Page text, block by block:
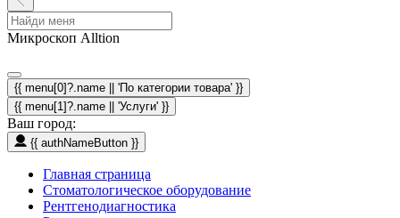
Микроскоп Alltion
{{ menu[0]?.name || 'По категории товара' }}
{{ menu[1]?.name || 'Услуги' }}
Ваш город:
{{ authNameButton }}
Главная страница
Стоматологическое оборудование
Рентгенодиагностика